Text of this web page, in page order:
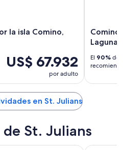
la isla Comino,
US$ 67.932
por adulto
Laguna
El 90% de
en St. Julians
St. Julians